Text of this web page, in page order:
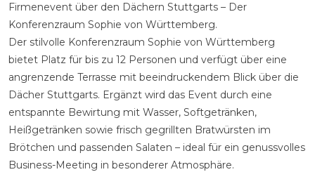
Firmenevent über den Dächern Stuttgarts – Der
Konferenzraum Sophie von Württemberg.
Der stilvolle Konferenzraum Sophie von Württemberg
bietet Platz für bis zu 12 Personen und verfügt über eine
angrenzende Terrasse mit beeindruckendem Blick über die
Dächer Stuttgarts. Ergänzt wird das Event durch eine
entspannte Bewirtung mit Wasser, Softgetränken,
Heißgetränken sowie frisch gegrillten Bratwürsten im
Brötchen und passenden Salaten – ideal für ein genussvolles
Business-Meeting in besonderer Atmosphäre.